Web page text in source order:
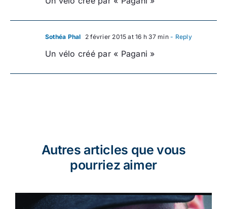
Sothéa Phal 2 février 2015 at 16 h 37 min- Reply
Un vélo créé par « Pagani »
Autres articles que vous
pourriez aimer